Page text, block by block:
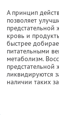
А принцип
позволяет
предстательной
кровь и
быстрее
питательными
метаболизм.
предстательной
ликвидируются
наличии таких